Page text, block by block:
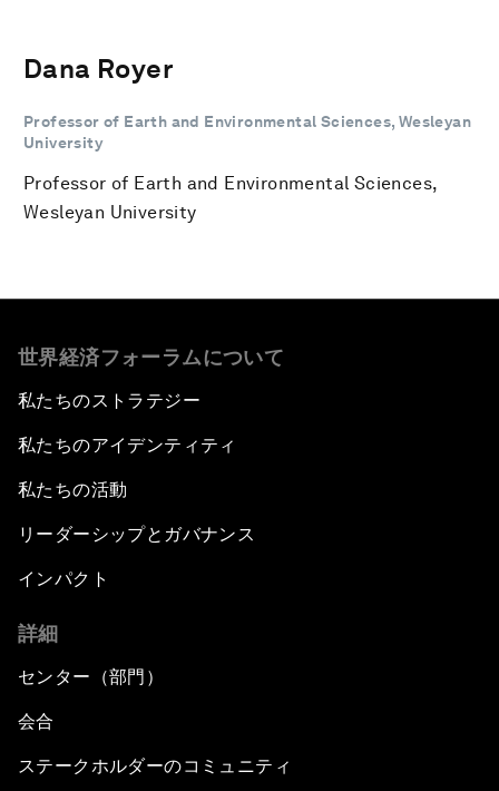
Dana Royer
Professor of Earth and Environmental Sciences, Wesleyan
University
Professor of Earth and Environmental Sciences,
Wesleyan University
世界経済フォーラムについて
私たちのストラテジー
私たちのアイデンティティ
私たちの活動
リーダーシップとガバナンス
インパクト
詳細
センター（部門）
会合
ステークホルダーのコミュニティ